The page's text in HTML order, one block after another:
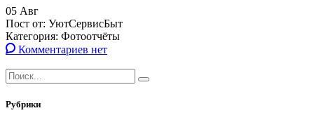
05 Авг
Пост от: УютСервисБыт
Категория: Фотоотчёты
Комментариев нет
Рубрики